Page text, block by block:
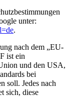
unter:
.
nach dem „EU-
ist ein
und den USA,
bei
soll. Jedes nach
sich, diese